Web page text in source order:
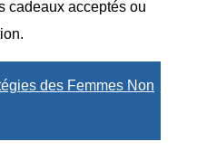
cadeaux acceptés ou
des Femmes Non